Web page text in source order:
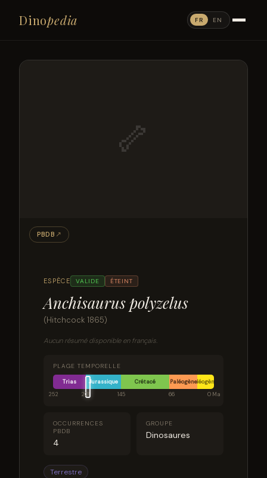
Dinopedia FR EN
ESPÈCE VALIDE ÉTEINT
Anchisaurus polyzelus
(Hitchcock 1865)
Aucun résumé disponible en français.
PLAGE TEMPORELLE
Trias Jurassique Crétacé PaléogèneNéogène
252
201 145 66 0 Ma
OCCURRENCES
PBDB
4
GROUPE
Dinosaures
Terrestre
🦴
PBDB ↗